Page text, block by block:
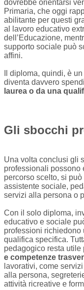
dovrebbe orientarsi
Primaria, che oggi
abilitante per questi
al lavoro educativo
dell’Educazione,
supporto sociale può
affini.
Il diploma, quindi, è
diventa davvero
laurea o da una
Gli sbocchi
Una volta conclusi gli
professionali possono
percorso scelto, si
assistente sociale,
servizi alla persona o
Con il solo diploma,
educativo e sociale
professioni richiedono
qualifica specifica.
pedagogico resta utile
e competenze
lavorativi, come
alla persona,
attività ricreative e